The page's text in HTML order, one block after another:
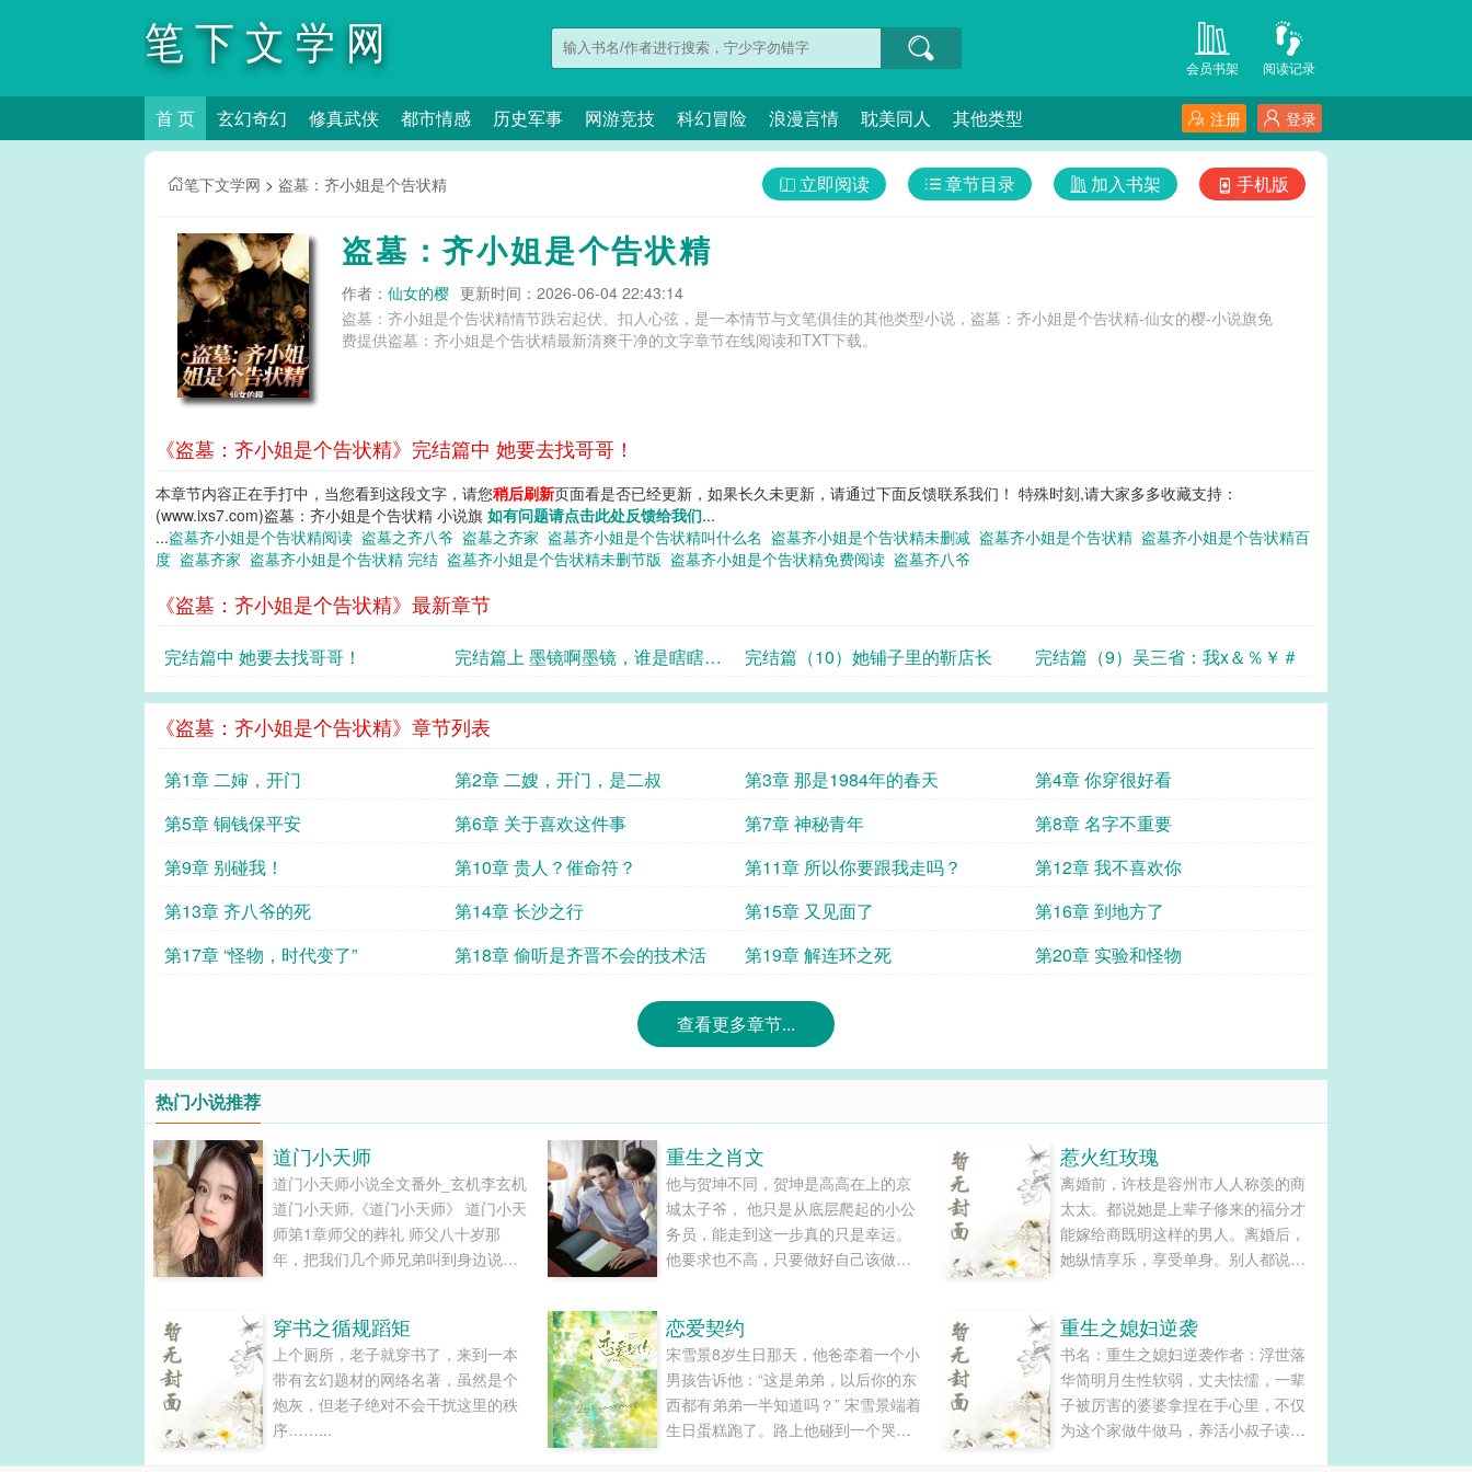
笔下文学网 阅读记录
会员书架
首 页 玄幻奇幻 修真武侠 都市情感 历史军事 网游竞技 科幻冒险 浪漫言情 耽美同人 其他类型 登录
注册
笔下文学网 > 盗墓：齐小姐是个告状精 手机版
加入书架
章节目录
立即阅读
盗墓：齐小姐是个告状精
作者： 仙女的樱 更新时间：2026-06-04 22:43:14
盗墓：齐小姐是个告状精情节跌宕起伏、扣人心弦，是一本情节与文笔俱佳的其他类型小说，盗墓：齐小姐是个告状精-仙女的樱-小说旗免
费提供盗墓：齐小姐是个告状精最新清爽干净的文字章节在线阅读和TXT下载。
《盗墓：齐小姐是个告状精》完结篇中 她要去找哥哥！
本章节内容正在手打中，当您看到这段文字，请您稍后刷新页面看是否已经更新，如果长久未更新，请通过下面反馈联系我们！ 特殊时刻,请大家多多收藏支持：
(www.ixs7.com)盗墓：齐小姐是个告状精 小说旗 如有问题请点击此处反馈给我们...
...盗墓齐小姐是个告状精阅读 盗墓之齐八爷 盗墓之齐家 盗墓齐小姐是个告状精叫什么名 盗墓齐小姐是个告状精未删减 盗墓齐小姐是个告状精 盗墓齐小姐是个告状精百
度 盗墓齐家 盗墓齐小姐是个告状精 完结 盗墓齐小姐是个告状精未删节版 盗墓齐小姐是个告状精免费阅读 盗墓齐八爷
《盗墓：齐小姐是个告状精》最新章节
完结篇中 她要去找哥哥！
完结篇上 墨镜啊墨镜，谁是瞎瞎最
讨厌的人？
完结篇（10）她铺子里的靳店长 完结篇（9）吴三省：我x＆％￥＃
《盗墓：齐小姐是个告状精》章节列表
第1章 二婶，开门 第2章 二嫂，开门，是二叔 第3章 那是1984年的春天
第4章 你穿很好看
第5章 铜钱保平安
第6章 关于喜欢这件事 第7章 神秘青年
第8章 名字不重要
第9章 别碰我！
第10章 贵人？催命符？ 第11章 所以你要跟我走吗？
第12章 我不喜欢你
第13章 齐八爷的死
第14章 长沙之行 第15章 又见面了
第16章 到地方了
第17章 “怪物，时代变了”
第18章 偷听是齐晋不会的技术活 第19章 解连环之死 第20章 实验和怪物
查看更多章节...
热门小说推荐
道门小天师
道门小天师小说全文番外_玄机李玄机
道门小天师,《道门小天师》 道门小天
师第1章师父的葬礼 师父八十岁那
年，把我们几个师兄弟叫到身边说，
全城轰动，成百上千的村民走上山，
为他们心目中的老神仙送最后一
程。...
重生之肖文
他与贺坤不同，贺坤是高高在上的京
城太子爷， 他只是从底层爬起的小公
务员，能走到这一步真的只是幸运。
他要求也不高，只要做好自己该做的
的点上。 别人都以为他们是政敌，但
只有自己才知道，贺坤是他想躲避却
又忍不住去靠近的梦。...
惹火红玫瑰
离婚前，许枝是容州市人人称羡的商
太太。都说她是上辈子修来的福分才
能嫁给商既明这样的男人。离婚后，
她纵情享乐，享受单身。别人都说许
穿书之循规蹈矩
上个厕所，老子就穿书了，来到一本
带有玄幻题材的网络名著，虽然是个
炮灰，但老子绝对不会干扰这里的秩
序……...
恋爱契约
宋雪景8岁生日那天，他爸牵着一个小
男孩告诉他：“这是弟弟，以后你的东
西都有弟弟一半知道吗？” 宋雪景端着
生日蛋糕跑了。路上他碰到一个哭泣
重生之媳妇逆袭
书名：重生之媳妇逆袭作者：浮世落
华简明月生性软弱，丈夫怯懦，一辈
子被厉害的婆婆拿捏在手心里，不仅
为这个家做牛做马，养活小叔子读书